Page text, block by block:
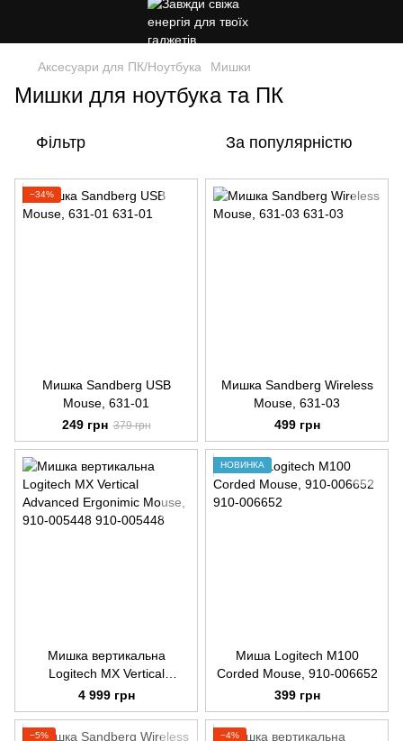
Аксесуари для ПК/Ноутбука Мишки
Мишки для ноутбука та ПК
Фільтр За популярністю
−34%
Мишка Sandberg USB
Mouse, 631-01
249 грн 379 грн
Мишка Sandberg Wireless
Mouse, 631-03
499 грн
Мишка вертикальна
Logitech MX Vertical
Advanced Ergonimic Mouse,
910-005448
4 999 грн
НОВИНКА
Миша Logitech M100
Corded Mouse, 910-006652
399 грн
−5% −4%